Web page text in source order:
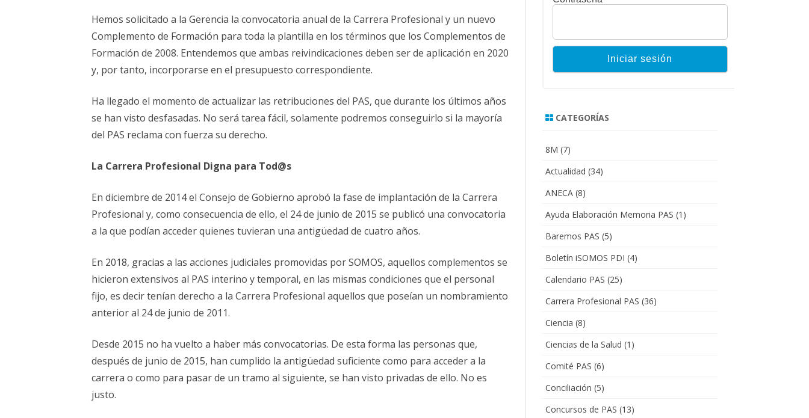
FEMINISMO E IGUALDAD ACTUALIDAD
PUBLICACIONES
IMÁGENES FEMINISTAS
MUJERES DE LA INTERSINDICAL
ESTATUTOS
AFILIACIÓN
convocar
la
Carrera
Profesional
y
un
nuevo
Complemento
Hemos solicitado a la Gerencia la convocatoria anual de la Carrera Profesional y un nuevo
Complemento de Formación para toda la plantilla en los términos que los Complementos de
Formación de 2008. Entendemos que ambas reivindicaciones deben ser de aplicación en 2020
y, por tanto, incorporarse en el presupuesto correspondiente.
Ha llegado el momento de actualizar las retribuciones del PAS, que durante los últimos años
se han visto desfasadas. No será tarea fácil, solamente podremos conseguirlo si la mayoría
del PAS reclama con fuerza su derecho.
La Carrera Profesional Digna para Tod@s
En diciembre de 2014 el Consejo de Gobierno aprobó la fase de implantación de la Carrera
Profesional y, como consecuencia de ello, el 24 de junio de 2015 se publicó una convocatoria
a la que podían acceder quienes tuvieran una antigüedad de cuatro años.
En 2018, gracias a las acciones judiciales promovidas por SOMOS, aquellos complementos se
hicieron extensivos al PAS interino y temporal, en las mismas condiciones que el personal
fijo, es decir tenían derecho a la Carrera Profesional aquellos que poseían un nombramiento
anterior al 24 de junio de 2011.
Desde 2015 no ha vuelto a haber más convocatorias. De esta forma las personas que,
después de junio de 2015, han cumplido la antigüedad suficiente como para acceder a la
carrera o como para pasar de un tramo al siguiente, se han visto privadas de ello. No es
justo.
CATEGORÍAS
8M (7)
Actualidad (34)
ANECA(8)
Ayuda Elaboración Memoria PAS (1)
Baremos PAS (5)
Boletín iSOMOS PDI (4)
Calendario PAS (25)
Carrera Profesional PAS (36)
Ciencia (8)
Ciencias de la Salud (1)
Comité PAS (6)
Conciliación (5)
Concursos de PAS (13)